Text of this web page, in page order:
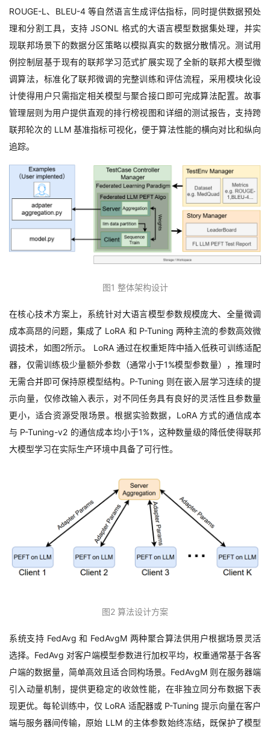
ROUGE-L 、 BLEU-4等自然语言生成评估指标，同时提供数据预处
理和分割工具，支持 JSONL 格式的大语言模型数据集处理，并实
现联邦场景下的数据分区策略以模拟真实的数据分散情况。测试用
例控制层基于现有的联邦学习范式扩展实现了全新的联邦大模型微
调算法，标准化了联邦微调的完整训练和评估流程，采用模块化设
计使得用户只需指定相关模型与聚合接口即可完成算法配置。故事
管理层则为用户提供直观的排行榜视图和详细的测试报告，支持跨
联邦轮次的 LLM基准指标可视化，便于算法性能的横向对比和纵向
追踪。
图1 整体架构设计
在核心技术方案上，系统针对大语言模型参数规模庞大、全量微调
成本高昂的问题，集成了 LoRA 和 P-Tuning 两种主流的参数高效微
调技术，如图2所示。 LoRA 通过在权重矩阵中插入低秩可训练适配
器，仅需训练极少量额外参数（通常小于1%模型参数量），推理时
无需合并即可保持原模型结构。 P-Tuning 则在嵌入层学习连续的提
示向量，仅修改输入表示，对不同任务具有良好的灵活性且参数量
更小，适合资源受限场景。根据实验数据， LoRA 方式的通信成本
与 P-Tuning-v2 的通信成本均小于1%，这种数量级的降低使得联邦
大模型学习在实际生产环境中具备了可行性。
图2 算法设计方案
系统支持 FedAvg和 FedAvgM 两种聚合算法供用户根据场景灵活
选择。 FedAvg 对客户端模型参数进行加权平均，权重通常基于各客
户端的数据量，简单高效且适合同构场景。 FedAvgM 则在服务器端
引入动量机制，提供更稳定的收敛性能，在非独立同分布数据下表
现更优。每轮训练中，仅 LoRA 适配器或 P-Tuning提示向量在客户
端与服务器间传输，原始 LLM 的主体参数始终冻结，既保护了模型